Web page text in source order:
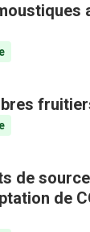
de
de